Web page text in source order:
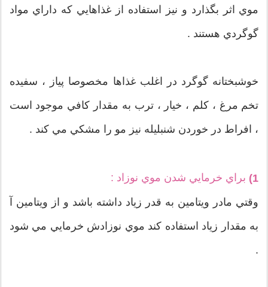
موي اثر بگذارد و نيز استفاده از غذاهايي که داراي مواد
گوگردي هستند .
خوشبختانه گوگرد در اغلب غذاها مخصوصا پياز ، سفيده
تخم مرغ ، کلم ، خيار ، ترب به مقدار کافي موجود است
، افراط در خوردن شنبليله نيز مو را مشکي مي کند .
1) براي خرمايي شدن موي نوزاد :
وقتي مادر ويتامين به قدر زياد داشته باشد و از ويتامين آ
به مقدار زياد استفاده کند موي نوزادش خرمايي مي شود
.